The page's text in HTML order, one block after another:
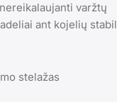
varžtų
ant kojelių
stelažas